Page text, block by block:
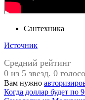
Сантехника
Источник
Средний рейтинг
0 из 5 звезд. 0
Вам нужно
Навигация
Предыдущая
Когда доллар будет по